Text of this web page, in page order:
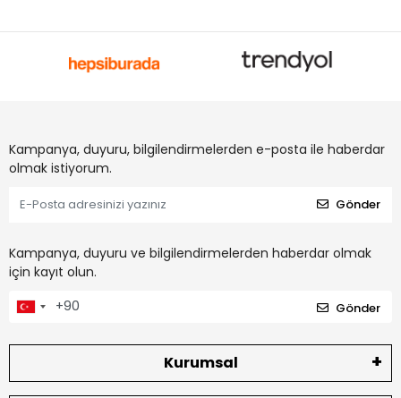
Kampanya, duyuru, bilgilendirmelerden e-posta ile haberdar
olmak istiyorum.
Gönder
Kampanya, duyuru ve bilgilendirmelerden haberdar olmak
için kayıt olun.
Gönder
Kurumsal